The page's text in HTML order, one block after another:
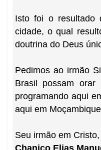
Isto foi o resultado
cidade, o qual
doutrina do Deus
Pedimos ao irmão
Brasil possam orar
programando aqui
aqui em
Seu irmão em Cristo,
Chaniço Elias